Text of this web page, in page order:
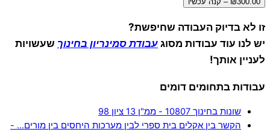
זו לא בדיוק העבודה שחיפשת?
יש לנו עוד עבודות מסוגעבודת סמינריון בחינוך שעשויות
לעניין אותך!
עבודות בתחומים דומים
שונות בחינוך 10807 - ממ"ן 13 ציון 98
הקשר בין אקלים בית ספרי לבין מערכות היחסים בין מורים… -